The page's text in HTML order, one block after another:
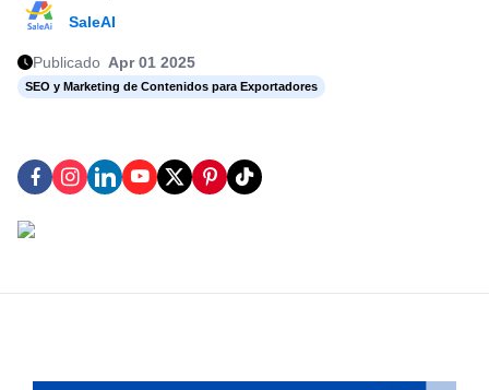
SaleAI
Publicado Apr 01 2025
SEO y Marketing de Contenidos para Exportadores